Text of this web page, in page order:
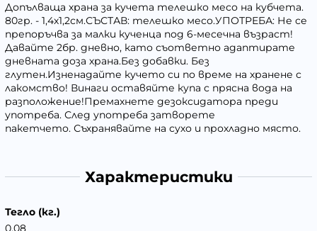
Допълваща храна за кучета телешко месо на кубчета.
80гр. - 1,4х1,2см.СЪСТАВ: телешко месо.УПОТРЕБА: Не се
препоръчва за малки кученца под 6-месечна възраст!
Давайте 2бр. дневно, като съответно адаптирате
дневната доза храна.Без добавки. Без
глутен.Изненадайте кучето си по време на хранене с
лакомство! Винаги оставяйте купа с прясна вода на
разположение!Премахнете дезоксидатора преди
употреба. След употреба затворете
пакетчето. Съхранявайте на сухо и прохладно място.
Характеристики
Тегло (кг.)
0.08